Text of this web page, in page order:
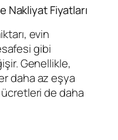
Nakliyat Fiyatları
evin
gibi
Genellikle,
daha az eşya
ücretleri de daha